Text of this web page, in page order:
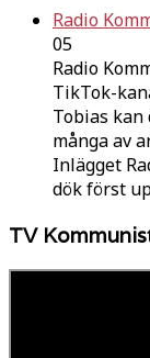
Radio
05
Radio
TikTok-
Tobias kan
många av
Inlägget
dök först
TV